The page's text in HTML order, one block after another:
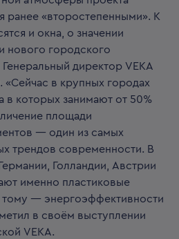
ранее «второстепенными». К
и окна, о значении
нового городского
директор VEKA
«Сейчас в крупных городах
в которых занимают от 50%
площади
— один из самых
трендов современности. В
Голландии, Австрии
именно пластиковые
тому — энергоэффективности
в своём выступлении
VEKA.